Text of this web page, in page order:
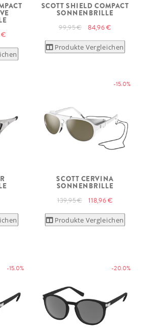
€
SCOTT SHIELD COMPACT
SONNENBRILLE
99,95 € 84,96 €
Produkte Vergleichen
-15.0%
SCOTT CERVINA
SONNENBRILLE
139,95 € 118,96 €
Produkte Vergleichen
-15.0% -20.0%